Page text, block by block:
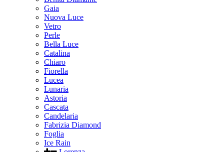
Gaia
Nuova Luce
Vetro
Perle
Bella Luce
Сatalina
Chiaro
Fiorella
Lucea
Lunaria
Astoria
Cascata
Candelaria
Fabrizia Diamond
Foglia
Ice Rain